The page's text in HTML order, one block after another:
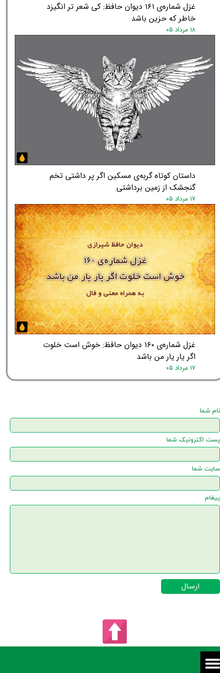
غزل شماره‌ی ۱۶۱ دیوان حافظ: کی شعر تر انگیزد
خاطر که حزین باشد
۱۸ مرداد ۰۵
داستان کوتاه گربه‌ی مسکین اگر پر داشتی تخم
گنجشک از زمین برداشتی
۱۷ مرداد ۰۵
غزل شماره‌ی ۱۶۰ دیوان حافظ: خوش است خلوت
اگر یار یار من باشد
۱۷ مرداد ۰۵
نام شما
پست اکترونیک شما
سایت شما
پیغام
ارسال